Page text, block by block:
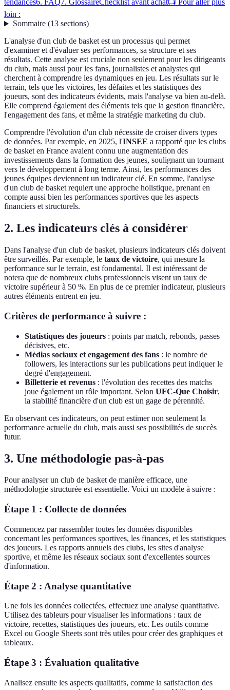
tendances6. FAQ7. GlossaireChecklist avant achat📺 Pour aller plus
loin :
Sommaire(13 sections)
L'analyse d'un club de basket est un processus qui permet
d'examiner et d'évaluer ses performances, sa structure et ses
résultats. Cette analyse est cruciale non seulement pour les dirigeants
du club, mais aussi pour les fans, journalistes et analystes qui
cherchent à comprendre les dynamiques en jeu. Les résultats sur le
terrain, tels que les victoires, les défaites et les statistiques des
joueurs, sont des indicateurs évidents, mais l'analyse va bien au-delà.
Elle comprend également des éléments tels que la gestion financière,
l'engagement des fans, et même la stratégie marketing du club.
Comprendre l'évolution d'un club nécessite de croiser divers types
de données. Par exemple, en 2025, l'INSEE a rapporté que les clubs
de basket en France avaient connu une augmentation des
investissements dans la formation des jeunes, soulignant un tournant
vers le développement à long terme. Ainsi, les performances des
jeunes équipes deviennent un indicateur clé. En somme, l'analyse
d'un club de basket requiert une approche holistique, prenant en
compte aussi bien les performances sportives que les aspects
financiers et structurels.
2. Les indicateurs clés à considérer
Dans l'analyse d'un club de basket, plusieurs indicateurs clés doivent
être surveillés. Par exemple, le taux de victoire, qui mesure la
performance sur le terrain, est fondamental. Il est intéressant de
notera que de nombreux clubs professionnels visent un taux de
victoire supérieur à 50 %. En plus de ce premier indicateur, plusieurs
autres éléments entrent en jeu.
Critères de performance à suivre :
Statistiques des joueurs : points par match, rebonds, passes
décisives, etc.
Médias sociaux et engagement des fans : le nombre de
followers, les interactions sur les publications peut indiquer le
degré d'engagement.
Billetterie et revenus : l'évolution des recettes des matchs
joue également un rôle important. Selon UFC-Que Choisir,
la stabilité financière d'un club est un gage de pérennité.
En observant ces indicateurs, on peut estimer non seulement la
performance actuelle du club, mais aussi ses possibilités de succès
futur.
3. Une méthodologie pas-à-pas
Pour analyser un club de basket de manière efficace, une
méthodologie structurée est essentielle. Voici un modèle à suivre :
Étape 1 : Collecte de données
Commencez par rassembler toutes les données disponibles
concernant les performances sportives, les finances, et les statistiques
des joueurs. Les rapports annuels des clubs, les sites d'analyse
sportive, et même les réseaux sociaux sont d'excellentes sources
d'information.
Étape 2 : Analyse quantitative
Une fois les données collectées, effectuez une analyse quantitative.
Utilisez des tableurs pour visualiser les informations : taux de
victoire, recettes, statistiques des joueurs, etc. Les outils comme
Excel ou Google Sheets sont très utiles pour créer des graphiques et
tableaux.
Étape 3 : Évaluation qualitative
Analisez ensuite les aspects qualitatifs, comme la satisfaction des